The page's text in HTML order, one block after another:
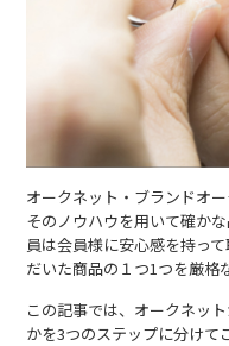
オークネット・ブランドオ
そのノウハウを用いて確か
員は会員様に安心感を持っ
だいた商品の１つ1つを厳格
この記事では、オークネッ
かを3つのステップに分けて